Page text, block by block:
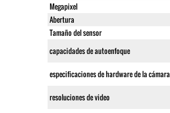
Megapixel
Abertura
Tamaño del sensor
capacidades de autoenfoque
especificaciones de hardware de la cámara
resoluciones de video